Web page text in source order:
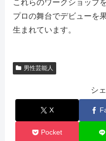
これらのワークショップ
プロの舞台でデビューを
生まれています。
男性芸能人
シ
X
Pocket